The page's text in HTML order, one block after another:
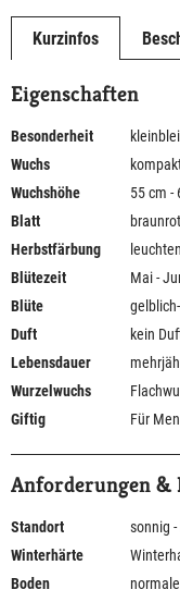
Kurzinfos
Eigenschaften
Besonderheit
Wuchs
Wuchshöhe
55 cm -
Blatt
Herbstfärbung
Blütezeit
Mai -
Blüte
Duft
kein
Lebensdauer
Wurzelwuchs
Giftig
Für
Anforderungen &
Standort
sonnig
Winterhärte
Boden